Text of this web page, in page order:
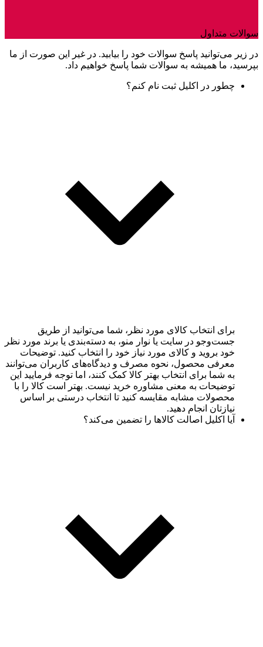
سوالات متداول
در زیر می‌توانید پاسخ سوالات خود را بیابید. در غیر این صورت از ما
بپرسید، ما همیشه به سوالات شما پاسخ خواهیم داد.
چطور در اکلیل ثبت نام کنم؟
برای انتخاب کالای مورد نظر، شما می‌توانید از طریق
جست‌وجو در سایت یا نوار منو، به دسته‌بندی یا برند مورد نظر
خود بروید و کالای مورد نیاز خود را انتخاب کنید. توضیحات
معرفی محصول، نحوه مصرف و دیدگاه‌های کاربران می‌توانند
به شما برای انتخاب بهتر کالا کمک کنند، اما توجه فرمایید این
توضیحات به معنی مشاوره خرید نیست. بهتر است کالا را با
محصولات مشابه مقایسه کنید تا انتخاب درستی بر اساس
نیازتان انجام دهید.
آیا اکلیل اصالت کالاها را تضمین می‌کند؟